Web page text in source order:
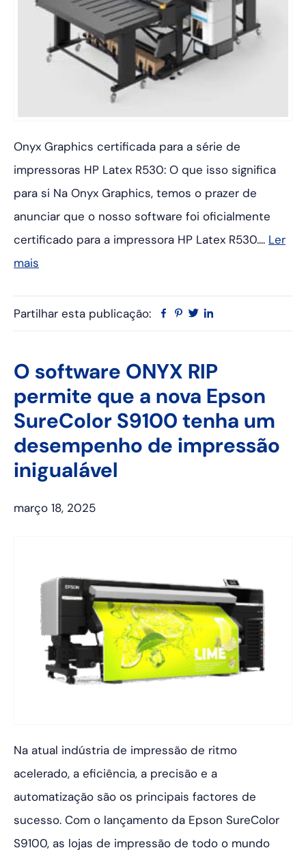
Onyx Graphics certificada para a série de
impressoras HP Latex R530: O que isso significa
para si Na Onyx Graphics, temos o prazer de
anunciar que o nosso software foi oficialmente
certificado para a impressora HP Latex R530.... Ler
mais
Partilhar esta publicação: Facebook
Pinterest
Twitter
O software ONYX RIP
permite que a nova Epson
SureColor S9100 tenha um
desempenho de impressão
inigualável
março 18, 2025
Na atual indústria de impressão de ritmo
acelerado, a eficiência, a precisão e a
automatização são os principais factores de
sucesso. Com o lançamento da Epson SureColor
S9100, as lojas de impressão de todo o mundo